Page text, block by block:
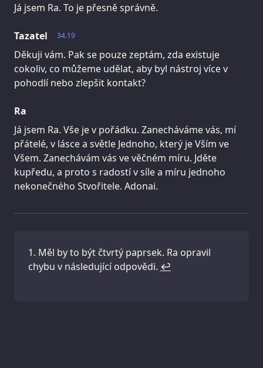
Já jsem Ra. To je přesně správně.
34.19
Tazatel
Děkuji vám. Pak se pouze zeptám, zda existuje
cokoliv, co můžeme udělat, aby byl nástroj více v
pohodlí nebo zlepšit kontakt?
Ra
Já jsem Ra. Vše je v pořádku. Zanecháváme vás, mí
přátelé, v lásce a světle Jednoho, který je Vším ve
Všem. Zanechávám vás ve věčném míru. Jděte
kupředu, a proto s radostí v síle a míru jednoho
nekonečného Stvořitele. Adonai.
Měl by to být čtvrtý paprsek. Ra opravil
chybu v následující odpovědi. ↩